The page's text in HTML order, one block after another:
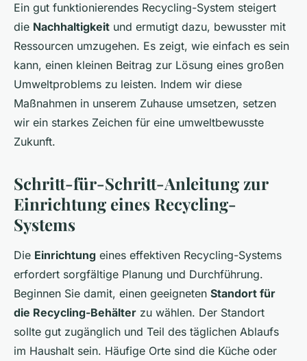
Ein gut funktionierendes Recycling-System steigert
die Nachhaltigkeit und ermutigt dazu, bewusster mit
Ressourcen umzugehen. Es zeigt, wie einfach es sein
kann, einen kleinen Beitrag zur Lösung eines großen
Umweltproblems zu leisten. Indem wir diese
Maßnahmen in unserem Zuhause umsetzen, setzen
wir ein starkes Zeichen für eine umweltbewusste
Zukunft.
Schritt-für-Schritt-Anleitung zur
Einrichtung eines Recycling-
Systems
Die Einrichtung eines effektiven Recycling-Systems
erfordert sorgfältige Planung und Durchführung.
Beginnen Sie damit, einen geeigneten Standort für
die Recycling-Behälter zu wählen. Der Standort
sollte gut zugänglich und Teil des täglichen Ablaufs
im Haushalt sein. Häufige Orte sind die Küche oder